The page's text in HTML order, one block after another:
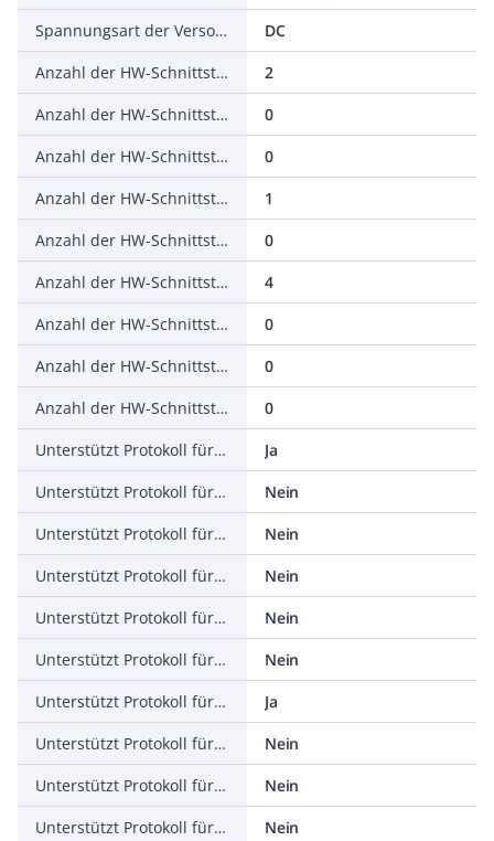
Spannungsart der Versorgungsspannung
DC
Anzahl der HW-Schnittstellen Industrial Ethernet
2
Anzahl der HW-Schnittstellen seriell RS-232
0
Anzahl der HW-Schnittstellen seriell RS-422
0
Anzahl der HW-Schnittstellen seriell RS-485
1
Anzahl der HW-Schnittstellen seriell TTY
0
Anzahl der HW-Schnittstellen USB
4
Anzahl der HW-Schnittstellen parallel
0
Anzahl der HW-Schnittstellen Wireless
0
Anzahl der HW-Schnittstellen sonstige
0
Unterstützt Protokoll für TCP/IP
Ja
Unterstützt Protokoll für PROFIBUS
Nein
Unterstützt Protokoll für CAN
Nein
Unterstützt Protokoll für INTERBUS
Nein
Unterstützt Protokoll für ASI
Nein
Unterstützt Protokoll für KNX
Nein
Unterstützt Protokoll für Modbus
Ja
Unterstützt Protokoll für Data-Highway
Nein
Unterstützt Protokoll für DeviceNet
Nein
Unterstützt Protokoll für SUCONET
Nein